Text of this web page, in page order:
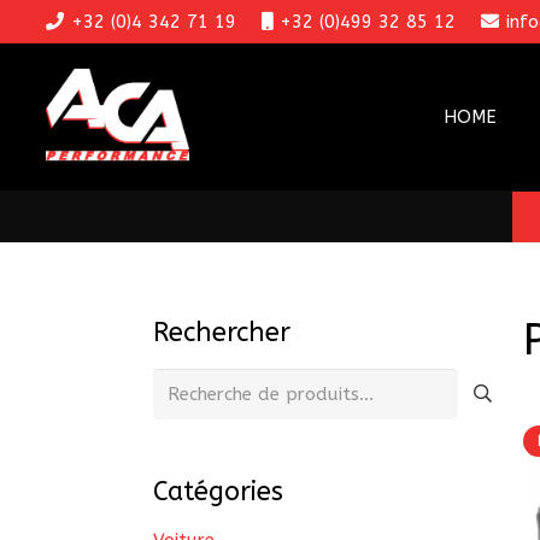
+32 (0)4 342 71 19 +32 (0)499 32 85 12
HOME
Rechercher
Recherche
Catégories